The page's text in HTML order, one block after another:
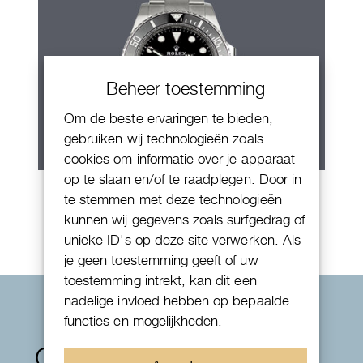
Beheer toestemming
Om de beste ervaringen te bieden,
gebruiken wij technologieën zoals
cookies om informatie over je apparaat
op te slaan en/of te raadplegen. Door in
te stemmen met deze technologieën
kunnen wij gegevens zoals surfgedrag of
unieke ID's op deze site verwerken. Als
je geen toestemming geeft of uw
toestemming intrekt, kan dit een
nadelige invloed hebben op bepaalde
functies en mogelijkheden.
Rolex Submariner No Date